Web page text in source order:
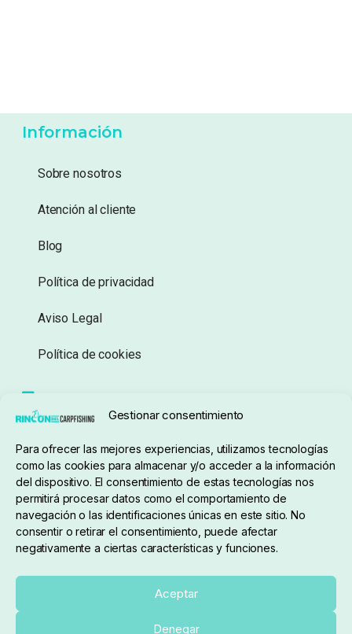
Gestionar consentimiento
Para ofrecer las mejores experiencias, utilizamos tecnologías
como las cookies para almacenar y/o acceder a la información
del dispositivo. El consentimiento de estas tecnologías nos
permitirá procesar datos como el comportamiento de
navegación o las identificaciones únicas en este sitio. No
consentir o retirar el consentimiento, puede afectar
negativamente a ciertas características y funciones.
Aceptar
Denegar
Información
Sobre nosotros
Atención al cliente
Blog
Política de privacidad
Aviso Legal
Política de cookies
Sobre nosotros